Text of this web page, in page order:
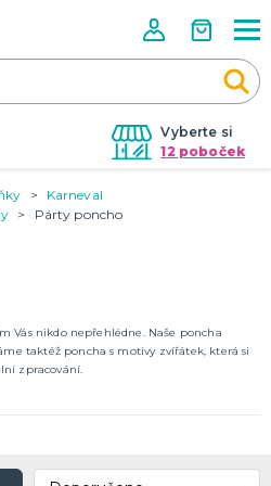
Vyberte si
12 poboček
Karneval
Párty poncho
Vás nikdo nepřehlédne. Naše poncha
taktéž poncha s motivy zvířátek, která si
zpracování.